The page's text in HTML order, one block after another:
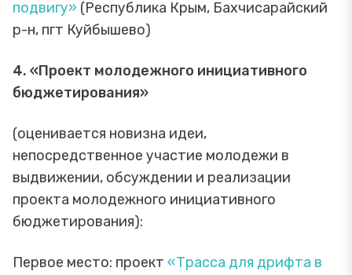
подвигу» (Республика Крым, Бахчисарайский
р-н, пгт Куйбышево)
4. «Проект молодежного инициативного
бюджетирования»
(оценивается новизна идеи,
непосредственное участие молодежи в
выдвижении, обсуждении и реализации
проекта молодежного инициативного
бюджетирования):
Первое место: проект «Трасса для дрифта в